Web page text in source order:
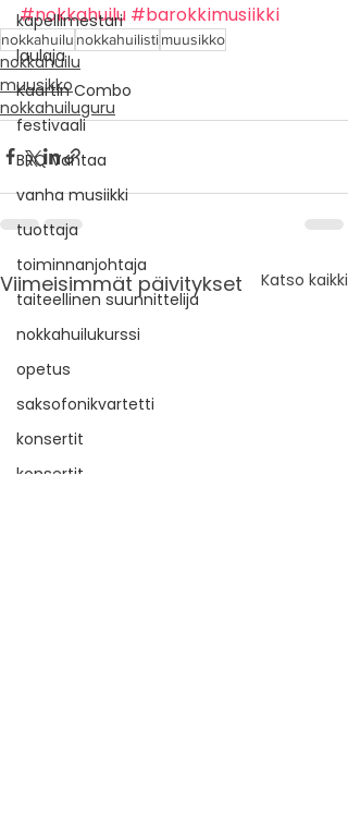
kapellimestari
laulaja
Kaartin Combo
festivaali
BRQ Vantaa
vanha musiikki
tuottaja
toiminnanjohtaja
taiteellinen suunnittelija
nokkahuilukurssi
opetus
saksofonikvartetti
konsertit
konsertit
#nokkahuilu #barokkimusiikki
nokkahuilu nokkahuilistimuusikko
nokkahuilu
muusikko
nokkahuiluguru
Viimeisimmät päivitykset Katso kaikki